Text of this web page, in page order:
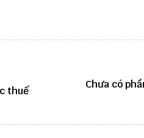
thuế
Chưa có